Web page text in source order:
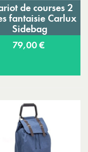
de courses 2
fantaisie Carlux
Sidebag
79,00 €